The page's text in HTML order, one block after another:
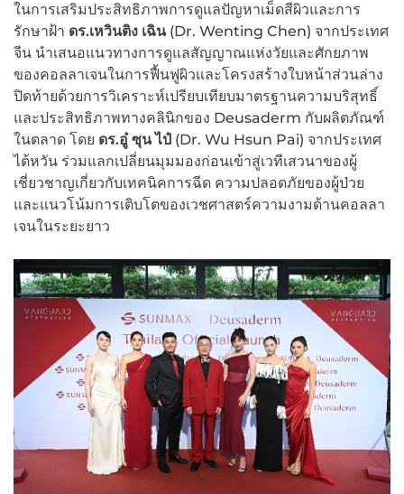
ในการเสริมประสิทธิภาพการดูแลปัญหาเม็ดสีผิวและการ
รักษาฝ้า ดร.เหวินติง เฉิน(Dr. Wenting Chen) จากประเทศ
จีน นำเสนอแนวทางการดูแลสัญญาณแห่งวัยและศักยภาพ
ของคอลลาเจนในการฟื้นฟูผิวและโครงสร้างใบหน้าส่วนล่าง
ปิดท้ายด้วยการวิเคราะห์เปรียบเทียบมาตรฐานความบริสุทธิ์
และประสิทธิภาพทางคลินิกของ Deusaderm กับผลิตภัณฑ์
ในตลาด โดย ดร.อู๋ ซุน ไป๋ (Dr. Wu Hsun Pai) จากประเทศ
ไต้หวัน ร่วมแลกเปลี่ยนมุมมองก่อนเข้าสู่เวทีเสวนาของผู้
เชี่ยวชาญเกี่ยวกับเทคนิคการฉีด ความปลอดภัยของผู้ป่วย
และแนวโน้มการเติบโตของเวชศาสตร์ความงามด้านคอลลา
เจนในระยะยาว